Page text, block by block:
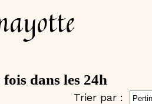
dans les 24h
Trier par :